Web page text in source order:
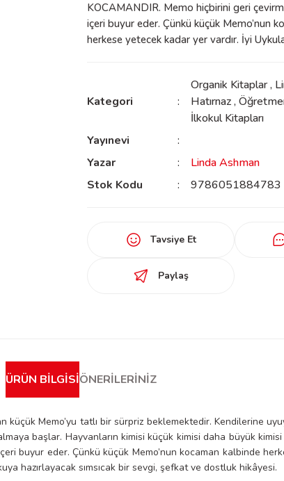
KOCAMANDIR. Memo hiçbirini geri
içeri buyur eder. Çünkü küçük Memo’nun
herkese yetecek kadar yer vardır. İyi
Kategori
Organik Kitaplar ,
Hatırnaz ,
İlkokul Kitapları
Yayınevi
Yazar
Linda Ashman
Stok Kodu
9786051884783
Tavsiye Et
Paylaş
ÜRÜN BILGISIÖNERILERINIZ
küçük Memo’yu tatlı bir sürpriz beklemektedir. Kendilerine
başlar. Hayvanların kimisi küçük kimisi daha büyük kimisi
buyur eder. Çünkü küçük Memo’nun kocaman kalbinde
hazırlayacak sımsıcak bir sevgi, şefkat ve dostluk hikâyesi.